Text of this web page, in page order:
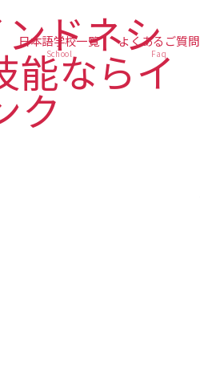
日本語学校一覧
School
よくあるご質問
Faq